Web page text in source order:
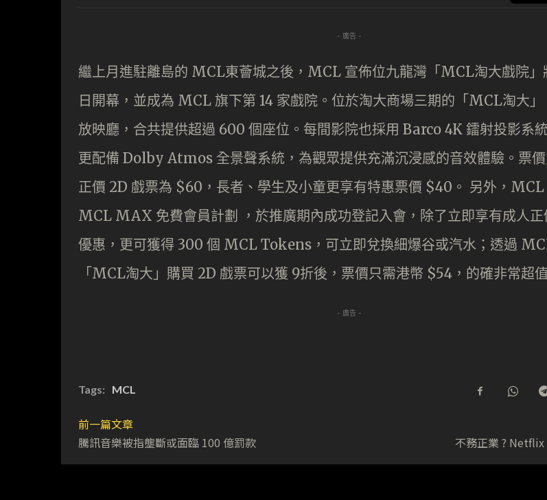
- 廣告 -
繼上月進駐離島的 MCL東薈城之後，MCL 宣佈位九龍灣「MCL淘大戲院」
日開幕，並成為 MCL 旗下第 14 家戲院。位於淘大商場三期的「MCL淘大」
放映廳，合共提供超過 600 個座位。每間影院也採用 Barco 4K 鐳射投影系
更配備 Dolby Atmos 全景聲系統，為觀眾提供充滿沉浸感的音效體驗。票
正價 2D 戲票為 $60，長者、學生及小童更享有特惠票價 $40。 另外，MCL
MCL MAX 免費會員計劃 ，於推廣期內成功登記入會，除了立即享有成人正
優惠，更可獲得 300 個 MCL Tokens，可立即兌換細爆谷或汽水；透過
「MCL淘大」購買 2D 戲票可以獲 9折後，票價只需港幣 $54，的確非常超值
- 廣告 -
Tags: MCL
前一篇文章
騰訊音樂被指壟斷或面臨 100 億罰款
不務正業 ? Netflix